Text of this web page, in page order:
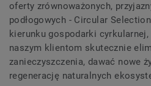
oferty zrównoważonych,
podłogowych - Circular
kierunku gospodarki
naszym klientom skutecznie
zanieczyszczenia, dawać nowe
regenerację naturalnych